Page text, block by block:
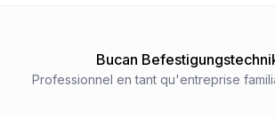
Bucan
Professionnel en tant qu'entreprise